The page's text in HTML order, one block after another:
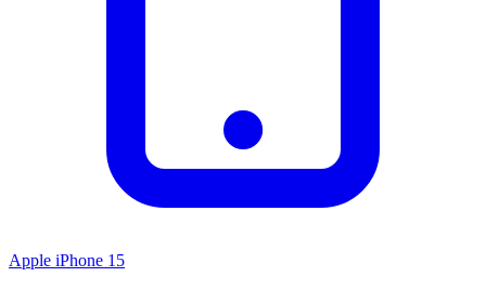
Apple iPhone 15